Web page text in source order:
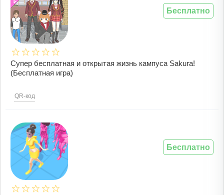
Супер бесплатная и открытая жизнь кампуса Sakura!
(Бесплатная игра)
QR-код
Бесплатно
Бесплатно